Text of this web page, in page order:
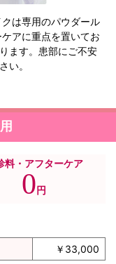
は専用のパウダール
アに重点を置いてお
ます。患部にご不安
い。
料・アフターケア
0 円
￥33,000